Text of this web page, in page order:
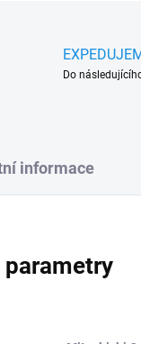
Do
informace